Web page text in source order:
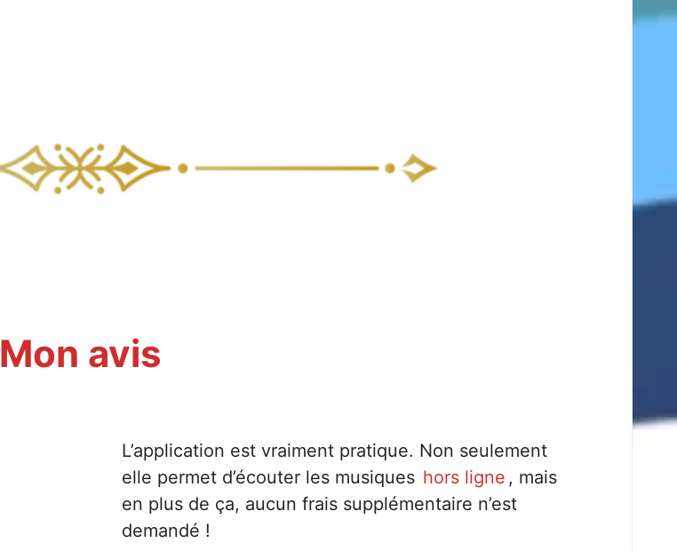
Mon avis
L’application est vraiment pratique. Non seulement
elle permet d’écouter les musiques hors ligne , mais
en plus de ça, aucun frais supplémentaire n’est
demandé !